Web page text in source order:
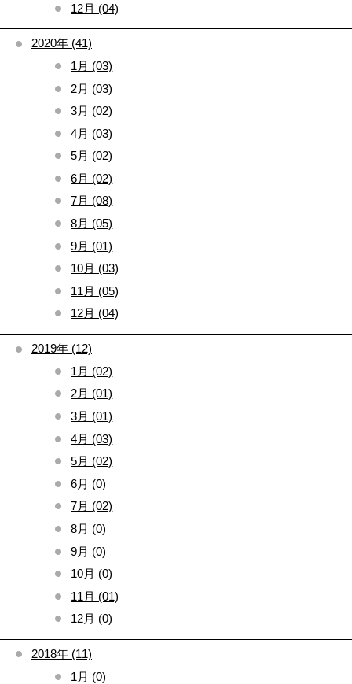
12月 (04)
2020年 (41)
1月 (03)
2月 (03)
3月 (02)
4月 (03)
5月 (02)
6月 (02)
7月 (08)
8月 (05)
9月 (01)
10月 (03)
11月 (05)
12月 (04)
2019年 (12)
1月 (02)
2月 (01)
3月 (01)
4月 (03)
5月 (02)
6月 (0)
7月 (02)
8月 (0)
9月 (0)
10月 (0)
11月 (01)
12月 (0)
2018年 (11)
1月 (0)